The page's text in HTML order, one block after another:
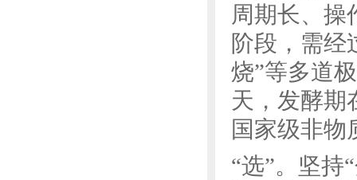
周期长、操
阶段，需经
烧”等多道
天，发酵期
国家级非物
“选”。坚持